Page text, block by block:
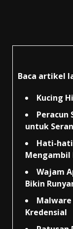
Baca artikel
Kucing
Peracun
untuk
Hati-hati
Mengambil
Wajam
Bikin
Kredensial